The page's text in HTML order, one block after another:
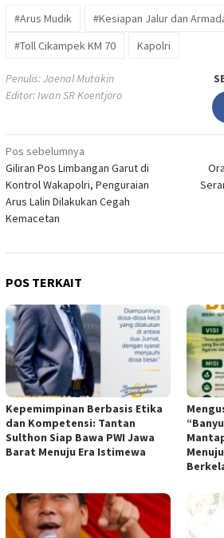
#Arus Mudik
#Kesiapan Jalur dan
#Toll Cikampek KM 70
Kapolri
Penulis: Jaenal Mutakin
Editor: Iwan SR Koentjoro
Navigasi
pos
Pos sebelumnya
Giliran Pos Limbangan Garut di
Kontrol Wakapolri, Penguraian
Arus Lalin Dilakukan Cegah
Kemacetan
POS TERKAIT
Kepemimpinan Berbasis Etika
dan Kompetensi: Tantan
Sulthon Siap Bawa PWI Jawa
Barat Menuju Era Istimewa